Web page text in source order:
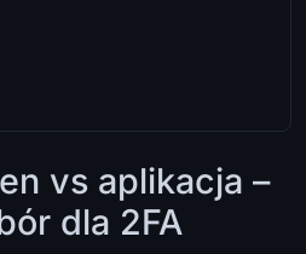
vs aplikacja –
dla 2FA